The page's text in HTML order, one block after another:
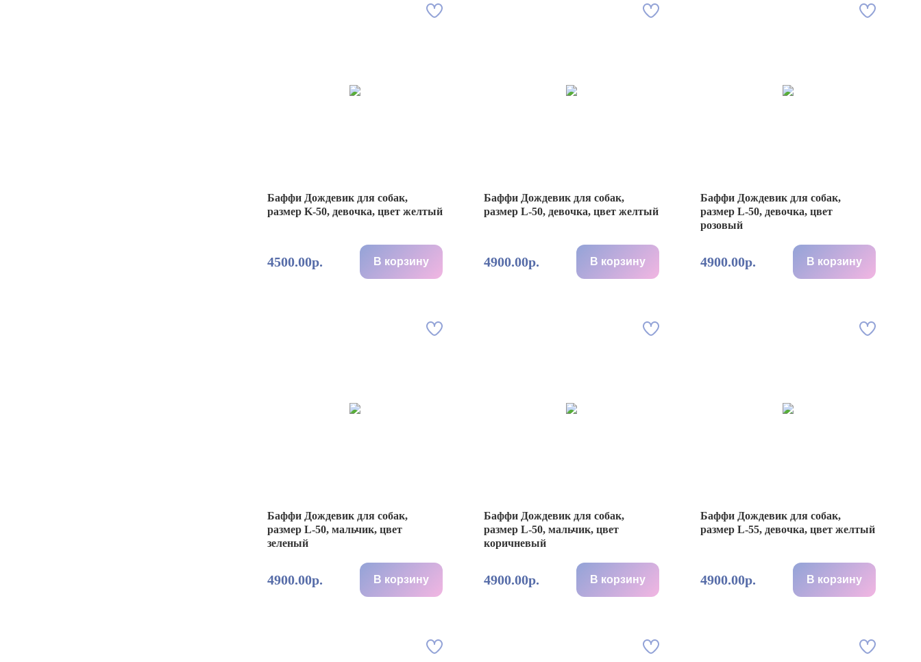
Баффи Дождевик для собак,
размер K-50, девочка, цвет желтый
4500.00р. В корзину
Баффи Дождевик для собак,
размер L-50, девочка, цвет желтый
4900.00р. В корзину
Баффи Дождевик для собак,
размер L-50, девочка, цвет
розовый
4900.00р. В корзину
Баффи Дождевик для собак,
размер L-50, мальчик, цвет
зеленый
4900.00р. В корзину
Баффи Дождевик для собак,
размер L-50, мальчик, цвет
коричневый
4900.00р. В корзину
Баффи Дождевик для собак,
размер L-55, девочка, цвет желтый
4900.00р. В корзину